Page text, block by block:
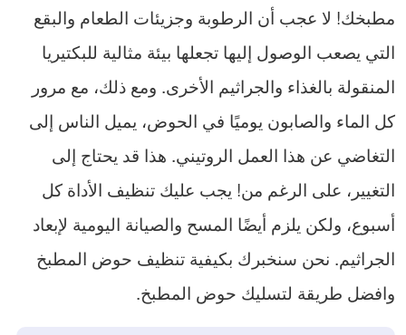
مطبخك! لا عجب أن الرطوبة وجزيئات الطعام والبقع
التي يصعب الوصول إليها تجعلها بيئة مثالية للبكتيريا
المنقولة بالغذاء والجراثيم الأخرى. ومع ذلك، مع مرور
كل الماء والصابون يوميًا في الحوض، يميل الناس إلى
التغاضي عن هذا العمل الروتيني. هذا قد يحتاج إلى
التغيير، على الرغم من! يجب عليك تنظيف الأداة كل
أسبوع، ولكن يلزم أيضًا المسح والصيانة اليومية لإبعاد
الجراثيم. نحن سنخبرك بكيفية تنظيف حوض المطبخ
وافضل طريقة لتسليك حوض المطبخ.